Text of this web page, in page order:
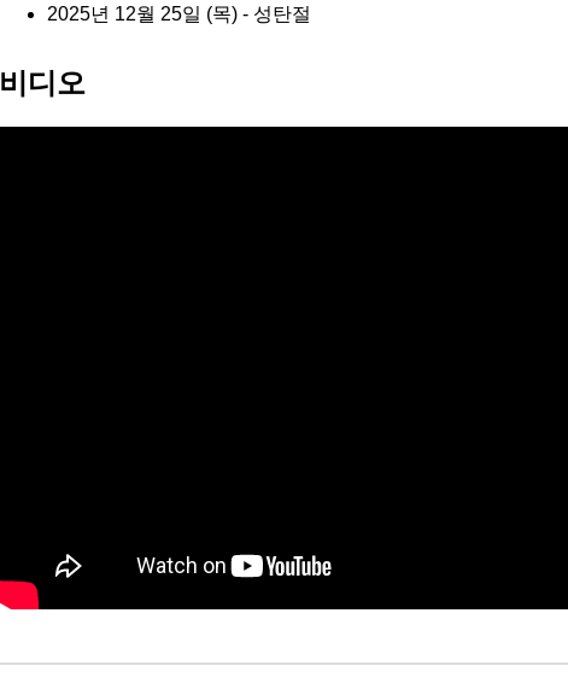
2025년 12월 25일 (목) - 성탄절
비디오